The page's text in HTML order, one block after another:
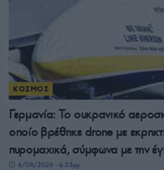
ΚΟΣΜΟΣ
Γερμανία: Το ουκρανικό
οποίο βρέθηκε drone με
πυρομαχικά, σύμφωνα με την
6/08/2026 - 6:33μμ